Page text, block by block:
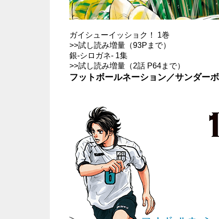
ガイシューイッショク！ 1巻
>>試し読み増量（93Pまで）
銀-シロガネ- 1集
>>試し読み増量（2話 P64まで）
フットボールネーション／サンダー